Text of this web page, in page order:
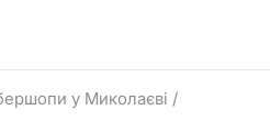
у Миколаєві /